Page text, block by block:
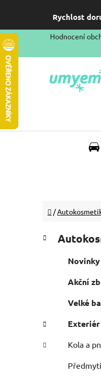
obsah
Rychlost
Hodnocení
Domů
/
P
o
n
í
p
kategorie
a
e
Novinky
Akční
Velké
Exteriér
Kola a